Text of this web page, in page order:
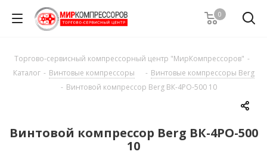
0
Торгово-сервисный компрессорный центр "МирКомпрессоров" -
Каталог - Винтовые компрессоры - Винтовые компрессоры Berg
- Винтовой компрессор Berg ВК-4РО-500 10
Винтовой компрессор Berg ВК-4РО-500
10